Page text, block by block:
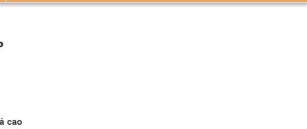
cao